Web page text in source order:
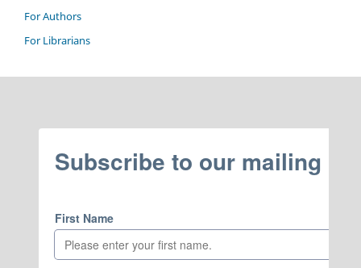
For Authors
For Librarians